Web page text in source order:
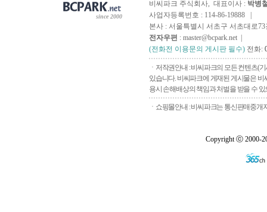
since 2000
비씨파크 주식회사, 대표이사 : 박병
사업자등록번호 : 114-86-19888 |
본사 : 서울특별시 서초구 서초대로73
전자우편 : master@bcpark.net |
(전화전 이용문의 게시판 필수) 전화:
ㆍ저작권안내 : 비씨파크의 모든 컨텐츠(
있습니다. 비씨파크에 게재된 게시물은
용시 손해배상의 책임과 처벌을 받을 수
ㆍ쇼핑몰안내 : 비씨파크는 통신판매중개
Copyright ⓒ 2000-